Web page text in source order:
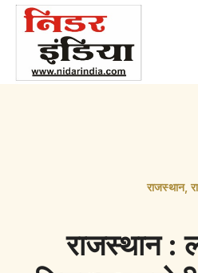
राजस्थान,
राजस्थान :